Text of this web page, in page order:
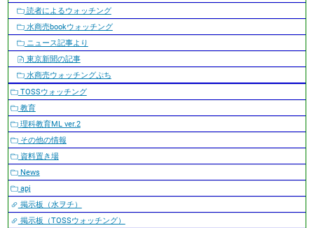
読者によるウォッチング
水商売bookウォッチング
ニュース記事より
東京新聞の記事
水商売ウォッチングぷち
TOSSウォッチング
教育
理科教育ML ver.2
その他の情報
資料置き場
News
apj
掲示板（水ヲチ）
掲示板（TOSSウォッチング）